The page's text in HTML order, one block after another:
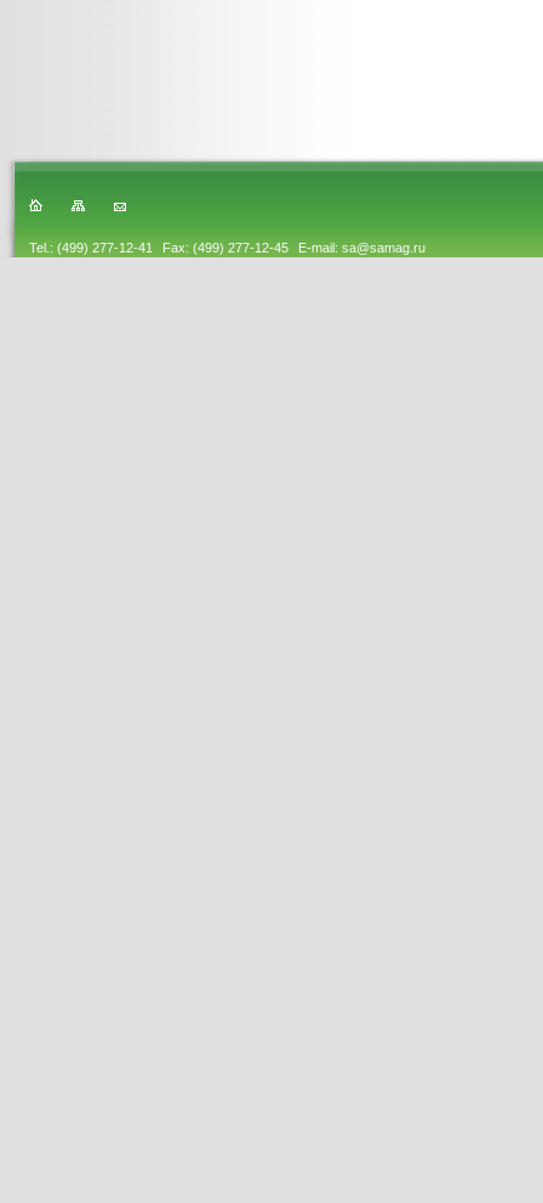
Tel.: (499) 277-12-41 Fax: (499) 277-12-45 E-mail: sa@samag.ru